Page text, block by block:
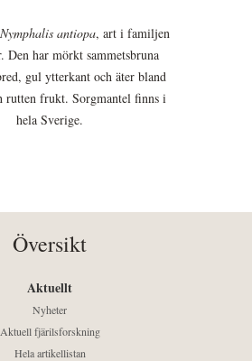
Nymphalis antiopa, art i familjen
Den har mörkt sammetsbruna
gul ytterkant och äter bland
rutten frukt. Sorgmantel finns i
hela Sverige.
Översikt
Aktuellt
Nyheter
Aktuell fjärilsforskning
Hela artikellistan